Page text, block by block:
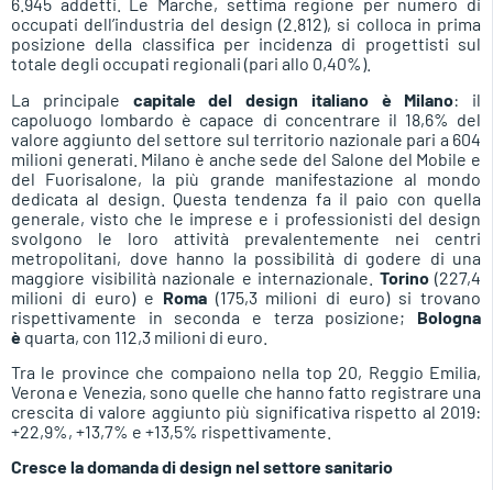
occupati dell’industria del design (2.812), si colloca in prima
posizione della classifica per incidenza di progettisti sul
totale degli occupati regionali (pari allo 0,40%).
La principale capitale del design italiano è Milano: il
capoluogo lombardo è capace di concentrare il 18,6% del
valore aggiunto del settore sul territorio nazionale pari a 604
milioni generati. Milano è anche sede del Salone del Mobile e
del Fuorisalone, la più grande manifestazione al mondo
dedicata al design. Questa tendenza fa il paio con quella
generale, visto che le imprese e i professionisti del design
svolgono le loro attività prevalentemente nei centri
metropolitani, dove hanno la possibilità di godere di una
maggiore visibilità nazionale e internazionale. Torino(227,4
milioni di euro) e Roma(175,3 milioni di euro) si trovano
rispettivamente in seconda e terza posizione; Bologna
è quarta, con 112,3 milioni di euro.
Tra le province che compaiono nella top 20, Reggio Emilia,
Verona e Venezia, sono quelle che hanno fatto registrare una
crescita di valore aggiunto più significativa rispetto al 2019:
+22,9%, +13,7% e +13,5% rispettivamente.
Cresce la domanda di design nel settore sanitario